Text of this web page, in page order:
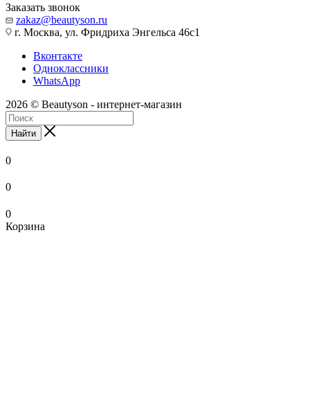
Заказать звонок
zakaz@beautyson.ru
г. Москва, ул. Фридриха Энгельса 46с1
Вконтакте
Одноклассники
WhatsApp
2026 © Beautyson - интернет-магазин
Найти
0
0
0
Корзина